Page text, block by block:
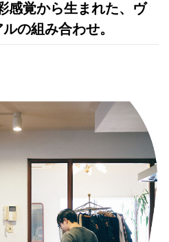
感覚から生まれた、ヴ
の組み合わせ。